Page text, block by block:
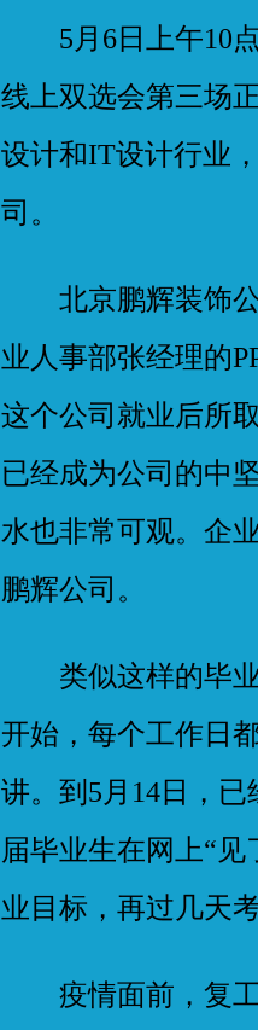
5月6日上午10点
线上双选会第三场
设计和IT设计行业
司。
北京鹏辉装饰公
业人事部张经理的
这个公司就业后所
已经成为公司的中
水也非常可观。企
鹏辉公司。
类似这样的毕业
开始，每个工作日
讲。到5月14日，
届毕业生在网上“
业目标，再过几天
疫情面前，复工